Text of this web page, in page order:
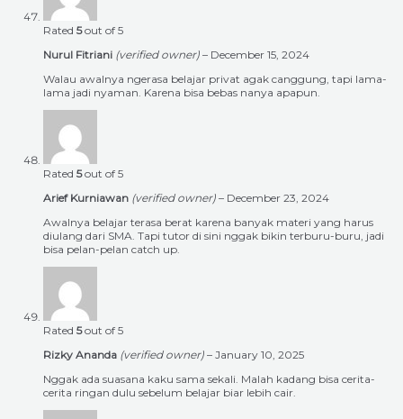
Rated 5out of 5
Nurul Fitriani (verified owner) – December 15, 2024
Walau awalnya ngerasa belajar privat agak canggung, tapi lama-
lama jadi nyaman. Karena bisa bebas nanya apapun.
Rated 5out of 5
Arief Kurniawan (verified owner) – December 23, 2024
Awalnya belajar terasa berat karena banyak materi yang harus
diulang dari SMA. Tapi tutor di sini nggak bikin terburu-buru, jadi
bisa pelan-pelan catch up.
Rated 5out of 5
Rizky Ananda (verified owner) – January 10, 2025
Nggak ada suasana kaku sama sekali. Malah kadang bisa cerita-
cerita ringan dulu sebelum belajar biar lebih cair.